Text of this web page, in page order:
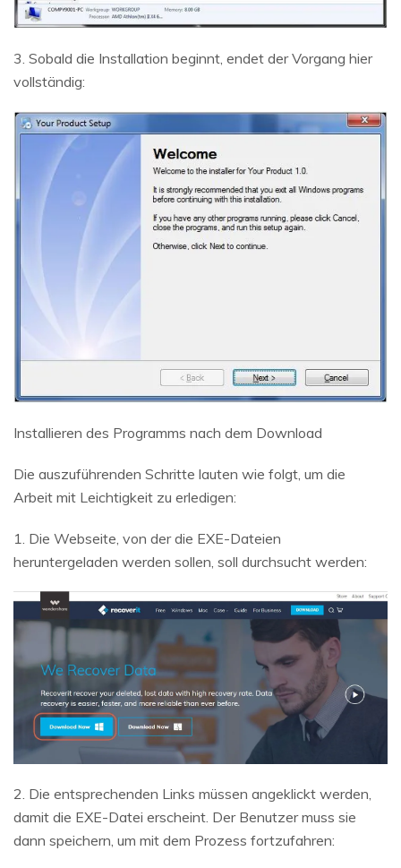
3. Sobald die Installation beginnt, endet der Vorgang hier
vollständig:
Installieren des Programms nach dem Download
Die auszuführenden Schritte lauten wie folgt, um die
Arbeit mit Leichtigkeit zu erledigen:
1. Die Webseite, von der die EXE-Dateien
heruntergeladen werden sollen, soll durchsucht werden:
2. Die entsprechenden Links müssen angeklickt werden,
damit die EXE-Datei erscheint. Der Benutzer muss sie
dann speichern, um mit dem Prozess fortzufahren: